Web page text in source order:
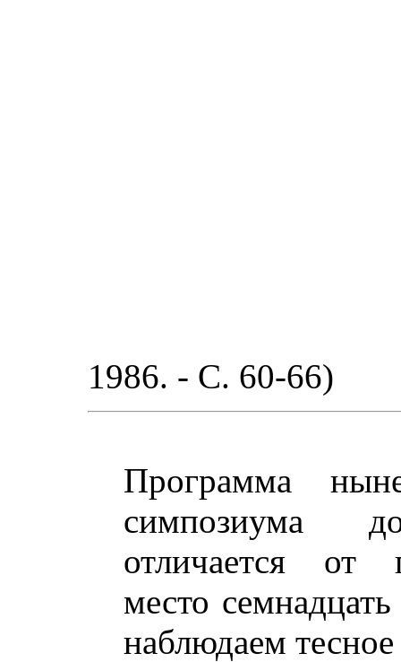
1986. - С. 60-66)
Программа
симпозиума
отличается от
место
наблюдаем